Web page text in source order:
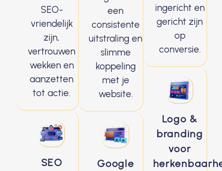
SEO-
vriendelijk
zijn,
vertrouwen
wekken en
aanzetten
tot actie.
SEO
een
consistente
uitstraling en
slimme
koppeling
met je
website.
Google
ingericht en
gericht zijn
op
conversie.
Logo &
branding
voor